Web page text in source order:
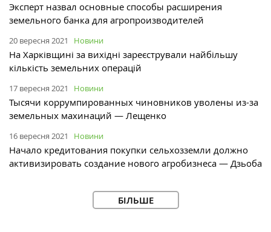
Эксперт назвал основные способы расширения
земельного банка для агропроизводителей
20 вересня 2021 Новини
На Харківщині за вихідні зареєстрували найбільшу
кількість земельних операцій
17 вересня 2021 Новини
Тысячи коррумпированных чиновников уволены из-за
земельных махинаций — Лещенко
16 вересня 2021 Новини
Начало кредитования покупки сельхозземли должно
активизировать создание нового агробизнеса — Дзьоба
БІЛЬШЕ